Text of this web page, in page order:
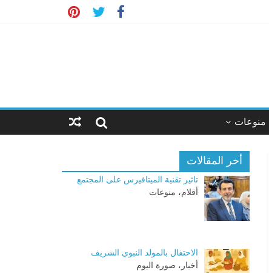
منوعات
أخر المقالات
تاثير تقنية الميتافيرس على المجتمع
أقلام، منوعات
الاحتفال بالمولد النبوي الشريف
أخبار، صورة اليوم